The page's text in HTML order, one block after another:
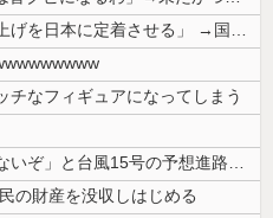
高市総理「物価上昇を上回る賃上げを日本に定着させる」 →国家公務員月給...
チなフィギュアになってしまう
「近年稀に見るどころの話じゃないぞ」と台風15号の予想進路に困惑する人...
の財産を没収しはじめる